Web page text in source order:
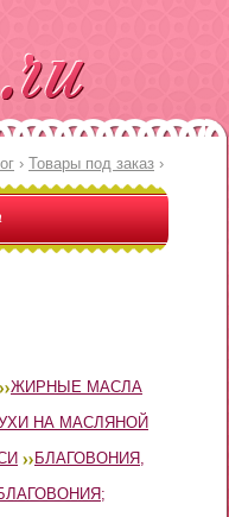
› Товары под заказ ›
ЖИРНЫЕ МАСЛА
НА МАСЛЯНОЙ
БЛАГОВОНИЯ,